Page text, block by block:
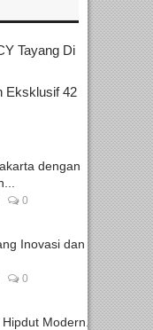
Tayang Di
Eksklusif 42
dengan
0
Inovasi dan
0
Modern...